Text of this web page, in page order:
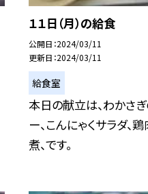
１１日（月）の給食
公開日 2024/03/11
更新日 2024/03/11
給食室
本日の献立は、わかさぎ
ー、こんにゃくサラダ、
煮、です。